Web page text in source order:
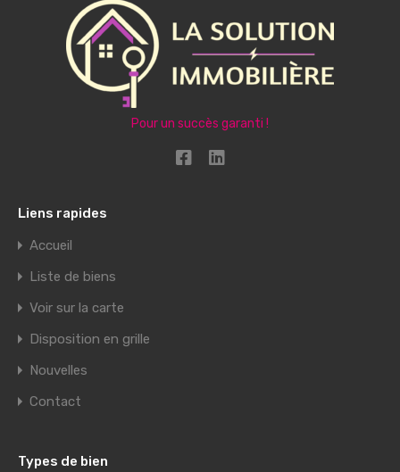
Pour un succès garanti !
Liens rapides
Accueil
Liste de biens
Voir sur la carte
Disposition en grille
Nouvelles
Contact
Types de bien